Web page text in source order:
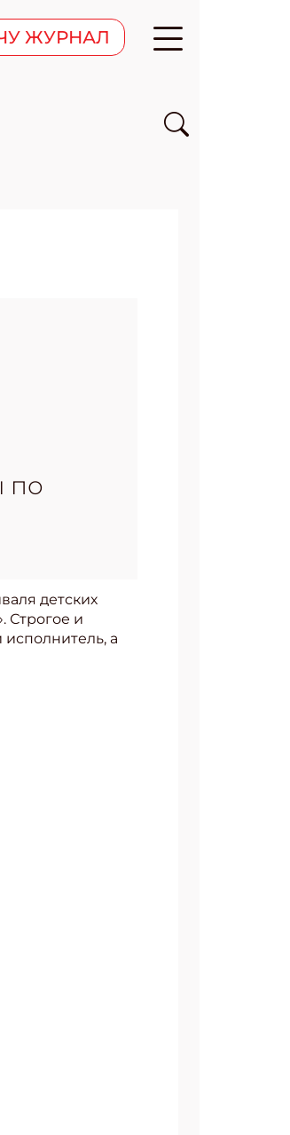
ЖУРНАЛ
по
детских
Строгое и
а